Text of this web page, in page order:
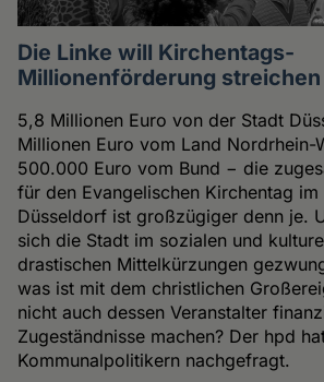
Die Linke will Kirchentags-
Millionenförderung streichen
5,8 Millionen Euro von der Stadt
Millionen Euro vom Land Nordrhein-
500.000 Euro vom Bund − die
für den Evangelischen Kirchentag
Düsseldorf ist großzügiger denn je.
sich die Stadt im sozialen und
drastischen Mittelkürzungen
was ist mit dem christlichen
nicht auch dessen Veranstalter
Zugeständnisse machen? Der hpd
Kommunalpolitikern nachgefragt.